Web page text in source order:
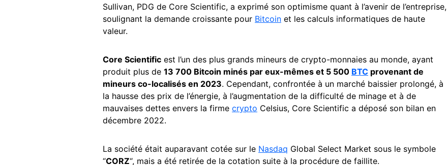
Sullivan, PDG de Core Scientific, a exprimé son optimisme quant à l’avenir de l’entreprise,
soulignant la demande croissante pour Bitcoin et les calculs informatiques de haute
valeur.
Core Scientific est l’un des plus grands mineurs de crypto-monnaies au monde, ayant
produit plus de 13 700 Bitcoin minés par eux-mêmes et 5 500 BTC provenant de
mineurs co-localisés en 2023. Cependant, confrontée à un marché baissier prolongé, à
la hausse des prix de l’énergie, à l’augmentation de la difficulté de minage et à de
mauvaises dettes envers la firme crypto Celsius, Core Scientific a déposé son bilan en
décembre 2022.
La société était auparavant cotée sur le Nasdaq Global Select Market sous le symbole
“CORZ“, mais a été retirée de la cotation suite à la procédure de faillite.